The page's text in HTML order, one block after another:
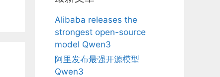
Alibaba releases the
strongest open-source
model Qwen3
阿里发布最强开源模型
Qwen3